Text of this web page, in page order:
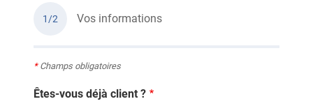
1/2 Vos informations
*Champs obligatoires
Êtes-vous déjà client ?